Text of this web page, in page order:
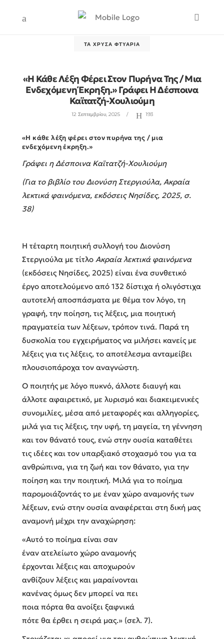
ΤΑ ΧΡΥΣΆ ΦΤΥΆΡΙΑ
«Η Κάθε Λέξη Φέρει Στον Πυρήνα Της / Μια
Ενδεχόμενη Έκρηξη.» Γράφει Η Δέσποινα
Καϊτατζή-Χουλιούμη
12 Σεπτεμβρίου, 2025 193
«Η κάθε λέξη φέρει στον πυρήνα της / μια
ενδεχόμενη έκρηξη.»
Γράφει η Δέσποινα Καϊτατζή-Χουλιούμη
(Για το βιβλίο του Διονύση Στεργιούλα, Ακραία
λεκτικά φαινόμενα, εκδόσεις Νησίδες, 2025, σ.
38)
Η τέταρτη ποιητική συλλογή του Διονύση
Στεργιούλα με τίτλο Ακραία λεκτικά φαινόμενα
(εκδόσεις Νησίδες, 2025) είναι ένα συνθετικό
έργο αποτελούμενο από 132 δίστιχα ή ολιγόστιχα
αυτοτελή αποσπάσματα με θέμα τον λόγο, τη
γραφή, την ποίηση, τις λέξεις, μια ποιητική
πραγματεία των λέξεων, τρόπον τινά. Παρά τη
δυσκολία του εγχειρήματος να μιλήσει κανείς με
λέξεις για τις λέξεις, το αποτέλεσμα ανταμείβει
πλουσιοπάροχα τον αναγνώστη.
Ο ποιητής με λόγο πυκνό, άλλοτε διαυγή και
άλλοτε αφαιρετικό, με λυρισμό και διακειμενικές
συνομιλίες, μέσα από μεταφορές και αλληγορίες,
μιλά για τις λέξεις, την υφή, τη μαγεία, τη γέννηση
και τον θάνατό τους, ενώ στην ουσία καταθέτει
τις ιδέες και τον υπαρξιακό στοχασμό του για τα
ανθρώπινα, για τη ζωή και τον θάνατο, για την
ποίηση και την ποιητική. Μιλά για το ποίημα
παρομοιάζοντάς το με έναν χώρο αναμονής των
λέξεων, ενώ στην ουσία αναφέρεται στη δική μας
αναμονή μέχρι την αναχώρηση:
«Αυτό το ποίημα είναι σαν
έναν ατελείωτο χώρο αναμονής
έρχονται λέξεις και αποχωρούν
ανθίζουν λέξεις και μαραίνονται
κανένας όμως δεν μπορεί να πει
ποια πόρτα θα ανοίξει ξαφνικά
πότε θα έρθει η σειρά μας.» (σελ. 7).